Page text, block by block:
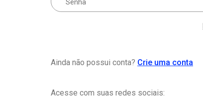
Ainda não possui conta? Crie uma conta
Acesse com suas redes sociais: